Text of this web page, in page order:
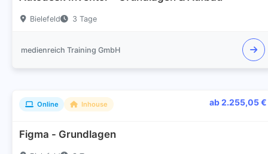
Bielefeld 3 Tage
medienreich Training GmbH
Online Inhouse ab 2.255,05 €
Figma - Grundlagen